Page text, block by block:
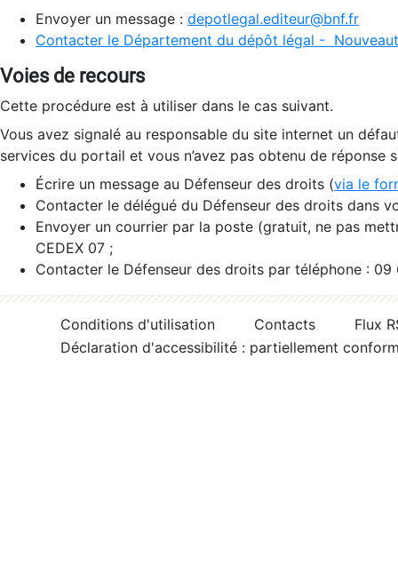
Envoyer un message : depotlegal.editeur@bnf.fr
Contacter le Département du dépôt légal -
Voies de recours
Cette procédure est à utiliser dans le cas suivant.
Vous avez signalé au responsable du site internet un
services du portail et vous n’avez pas obtenu de réponse
Écrire un message au Défenseur des droits (via le
Contacter le délégué du Défenseur des droits dans
Envoyer un courrier par la poste (gratuit, ne pas
CEDEX 07 ;
Contacter le Défenseur des droits par téléphone :
Conditions d'utilisation Contacts
Flux
Déclaration d'accessibilité : partiellement